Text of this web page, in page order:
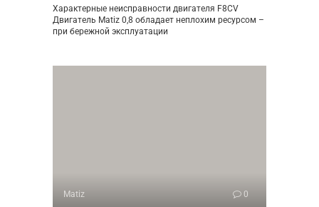
Характерные неисправности двигателя F8CV
Двигатель Matiz 0,8 обладает неплохим ресурсом –
при бережной эксплуатации
Matiz 0